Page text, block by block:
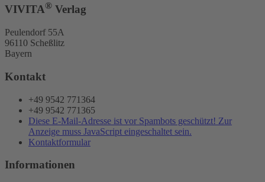
VIVITA® Verlag
Peulendorf 55A
96110 Scheßlitz
Bayern
Kontakt
+49 9542 771364
+49 9542 771365
Diese E-Mail-Adresse ist vor Spambots geschützt! Zur
Anzeige muss JavaScript eingeschaltet sein.
Kontaktformular
Informationen